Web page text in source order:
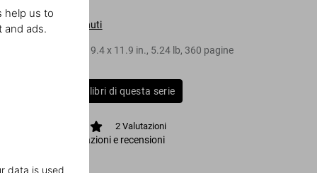
help us to
and ads.
data is used
Indice del contenuti
,9.4x 11.9 in., 5.24 lb, 360 pagine
Compra tutti i libri di questa serie
2 Valutazioni
Visualizza valutazioni e recensioni